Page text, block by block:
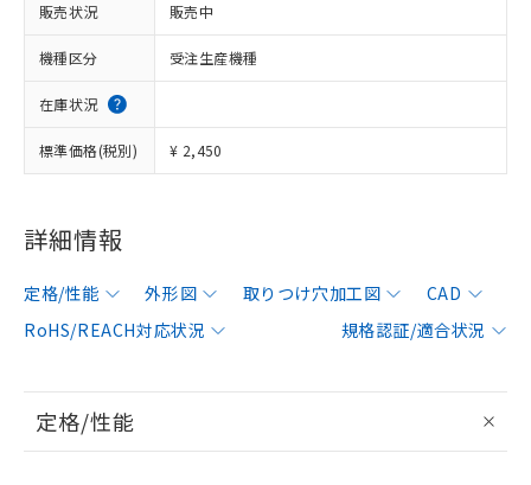
販売状況 販売中
機種区分 受注生産機種
在庫状況
標準価格(税別) ¥ 2,450
詳細情報
定格/性能 外形図 取りつけ穴加工図
CAD
RoHS/REACH対応状況
規格認証/適合状況
定格/性能